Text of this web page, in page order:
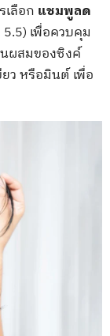
ลือก แชมพูลด
เพื่อควบคุม
ผสมของซิงค์
ว หรือมินต์ เพื่อ